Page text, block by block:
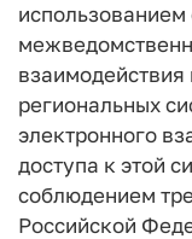
региональных
электронного
доступа к этой
соблюдением
Российской